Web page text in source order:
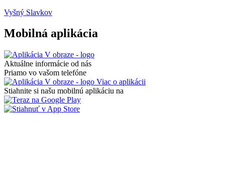
Vyšný Slavkov
Mobilná aplikácia
Aktuálne informácie od nás
Priamo vo vašom telefóne
Viac o aplikácii
Stiahnite si našu mobilnú aplikáciu na